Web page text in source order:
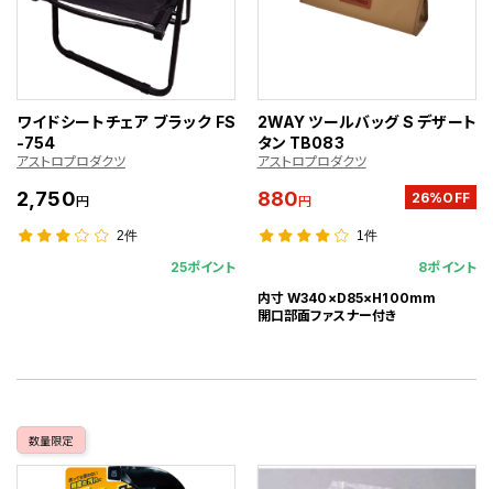
ワイドシートチェア ブラック FS
-754
アストロプロダクツ
2,750円
2件
25ポイント
2WAY ツールバッグ S デザート
タン TB083
アストロプロダクツ
880円 26%OFF
1件
8ポイント
内寸 W340×D85×H100mm
開口部面ファスナー付き
数量限定